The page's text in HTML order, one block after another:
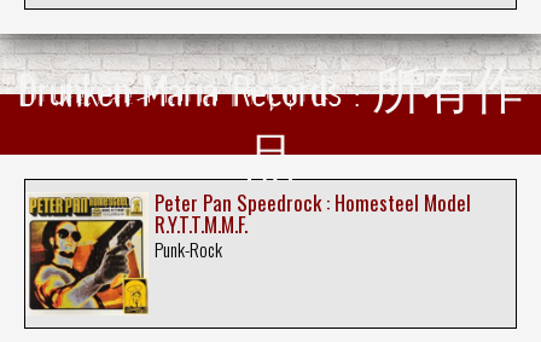
Drunken Maria Records : 所有作
品
Peter Pan Speedrock : Homesteel Model
R.Y.T.T.M.M.F.
Punk-Rock